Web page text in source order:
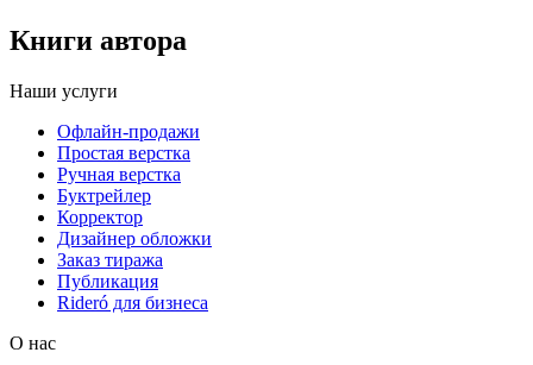
Книги автора
Наши услуги
Офлайн-продажи
Простая верстка
Ручная верстка
Буктрейлер
Корректор
Дизайнер обложки
Заказ тиража
Публикация
Rideró для бизнеса
О нас